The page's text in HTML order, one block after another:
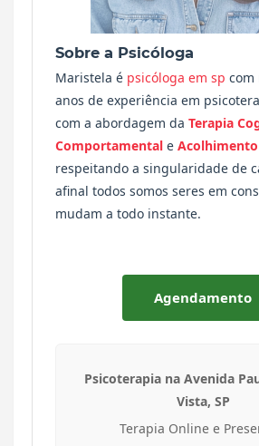
Sobre a Psicóloga
Maristela é psicóloga em sp com
anos de experiência em
com a abordagem da Terapia
Comportamental e
respeitando a singularidade de
afinal todos somos seres em
mudam a todo instante.
Agendamento
Psicoterapia na Avenida
Vista, SP
Terapia Online e